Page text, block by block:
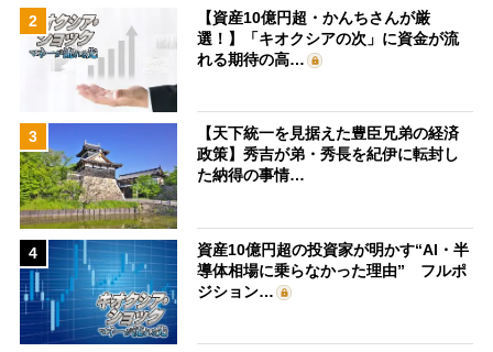
2
【資産10億円超・かんちさんが厳
選！】「キオクシアの次」に資金が流
れる期待の高…
3
【天下統一を見据えた豊臣兄弟の経済
政策】秀吉が弟・秀長を紀伊に転封し
た納得の事情…
4
資産10億円超の投資家が明かす“AI・半
導体相場に乗らなかった理由” フルポ
ジション…